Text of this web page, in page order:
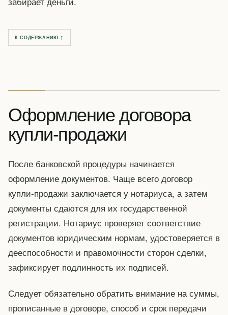
К СОДЕРЖАНИЮ ↑
Оформление договора
купли-продажи
После банковской процедуры начинается
оформление документов. Чаще всего договор
купли-продажи заключается у нотариуса, а затем
документы сдаются для их государственной
регистрации. Нотариус проверяет соответствие
документов юридическим нормам, удостоверяется в
дееспособности и правомочности сторон сделки,
зафиксирует подлинность их подписей.
Следует обязательно обратить внимание на суммы,
прописанные в договоре, способ и срок передачи